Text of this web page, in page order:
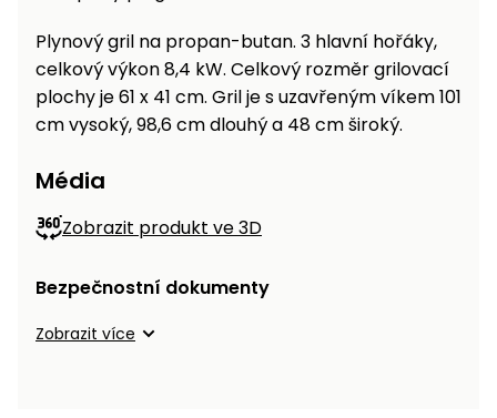
Plynový gril na propan-butan. 3 hlavní hořáky,
celkový výkon 8,4 kW. Celkový rozměr grilovací
plochy je 61 x 41 cm. Gril je s uzavřeným víkem 101
cm vysoký, 98,6 cm dlouhý a 48 cm široký.
Média
Zobrazit produkt ve 3D
Bezpečnostní dokumenty
Zobrazit více